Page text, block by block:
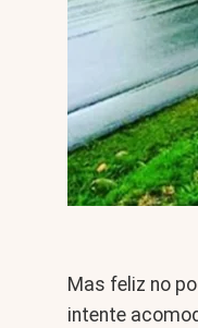
Mas feliz no
intente